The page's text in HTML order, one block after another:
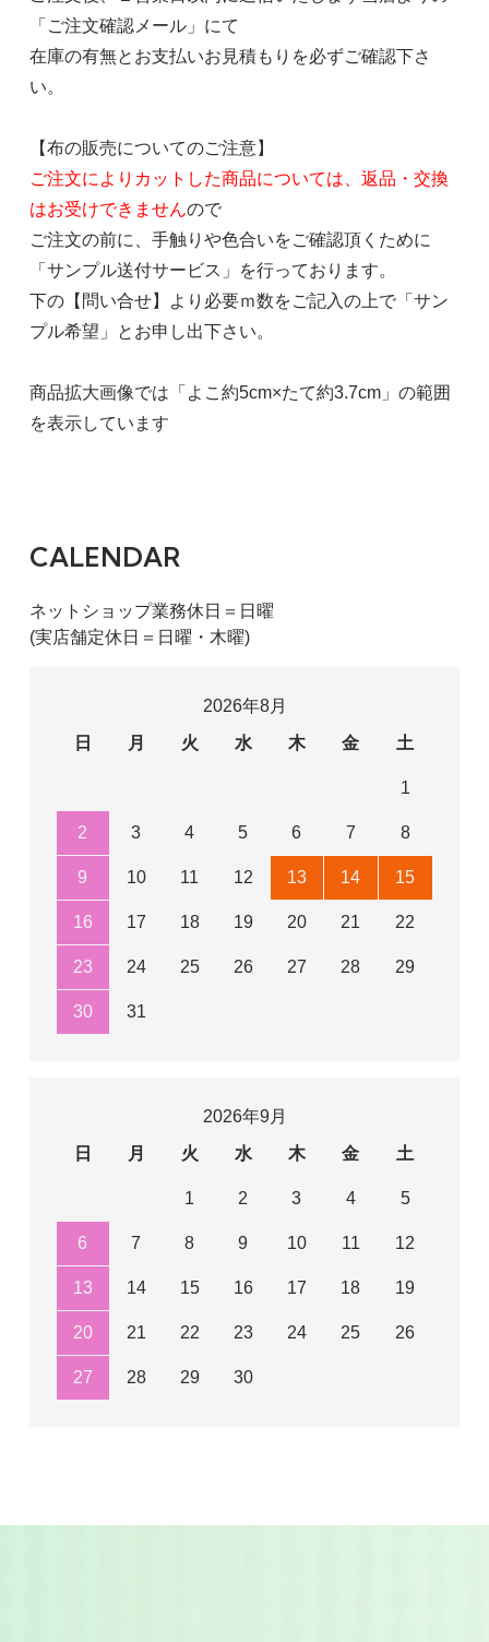
「ご注文確認メール」にて
在庫の有無とお支払いお見積もりを必ずご確認下さ
い。
【布の販売についてのご注意】
ご注文によりカットした商品については、返品・交換
はお受けできませんので
ご注文の前に、手触りや色合いをご確認頂くために
「サンプル送付サービス」を行っております。
下の【問い合せ】より必要ｍ数をご記入の上で「サン
プル希望」とお申し出下さい。
商品拡大画像では「よこ約5cm×たて約3.7cm」の範囲
を表示しています
CALENDAR
ネットショップ業務休日＝日曜
(実店舗定休日＝日曜・木曜)
2026年8月
日
月 火 水 木 金 土
1
2 3 4 5 6 7 8
9 10 11 12 13 14 15
16 17 18 19 20 21 22
23 24 25 26 27 28 29
30 31
2026年9月
日
月 火 水 木 金 土
1 2 3 4 5
6 7 8 9 10 11 12
13 14 15 16 17 18 19
20 21 22 23 24 25 26
27 28 29 30